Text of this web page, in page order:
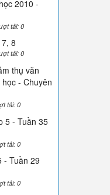
2010 -
tải: 0
8
tải: 0
thụ văn
- Chuyên
tải: 0
5 - Tuần 35
tải: 0
- Tuần 29
tải: 0